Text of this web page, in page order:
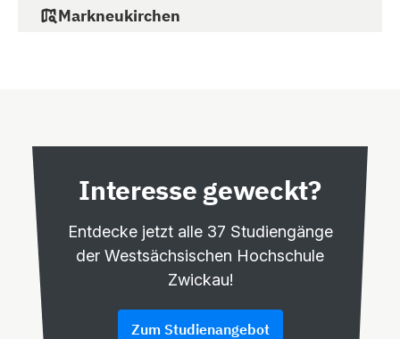
Markneukirchen
Interesse geweckt?
Entdecke jetzt alle 37 Studiengänge
der Westsächsischen Hochschule
Zwickau!
Zum Studienangebot